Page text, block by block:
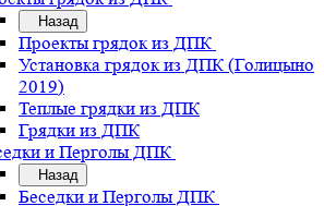
Назад
Проекты грядок из ДПК
Установка грядок из ДПК (Голицыно
2019)
Теплые грядки из ДПК
Грядки из ДПК
и Перголы ДПК
Назад
Беседки и Перголы ДПК